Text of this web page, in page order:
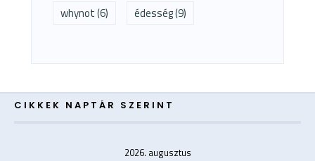
whynot(6) édesség(9)
CIKKEK NAPTÁR SZERINT
2026. augusztus